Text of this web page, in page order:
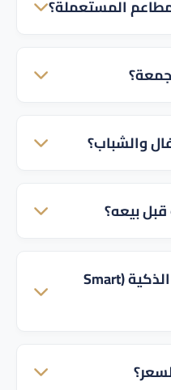
كاملة.
لكنه ليس شرطاً
25. هل تشترون الشاشات الذكية (Smart
بكفاءة.